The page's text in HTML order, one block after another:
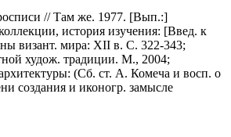
// Там же. 1977. [Вып.:]
история изучения: [Введ. к
визант. мира: XII в. С. 322-343;
худож. традиции. М., 2004;
(Сб. ст. А. Комеча и восп. о
создания и иконогр. замысле